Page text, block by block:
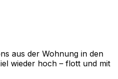
aus der Wohnung in den
wieder hoch – flott und mit